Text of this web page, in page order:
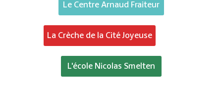
Le Centre Arnaud Fraiteur
La Crèche de la Cité Joyeuse
L'école Nicolas Smelten